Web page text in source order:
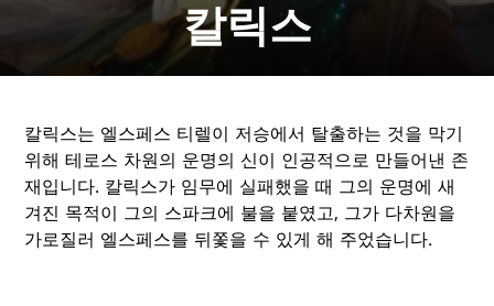
칼릭스
칼릭스는 엘스페스 티렐이 저승에서 탈출하는 것을 막기
위해 테로스 차원의 운명의 신이 인공적으로 만들어낸 존
재입니다. 칼릭스가 임무에 실패했을 때 그의 운명에 새
겨진 목적이 그의 스파크에 불을 붙였고, 그가 다차원을
가로질러 엘스페스를 뒤쫓을 수 있게 해 주었습니다.